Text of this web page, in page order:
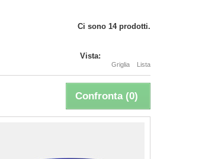
Ci sono 14 prodotti.
Vista:
Griglia Lista
Confronta (0)